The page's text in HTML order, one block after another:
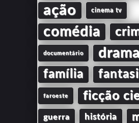
ação cinema tv
comédia
documentário drama
família
faroeste ficção
guerra história